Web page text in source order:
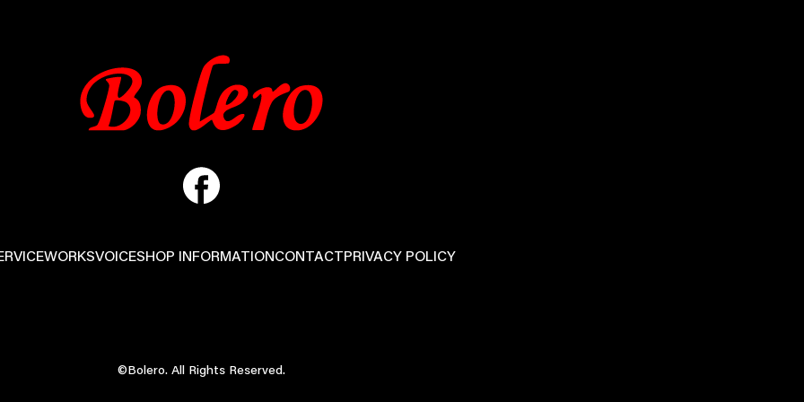
WORKSVOICESHOP INFORMATIONCONTACTPRIVACY POLICY
©Bolero. All Rights Reserved.